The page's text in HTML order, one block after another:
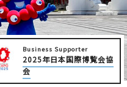
Business Supporter
2025年日本国際博覧会協
会